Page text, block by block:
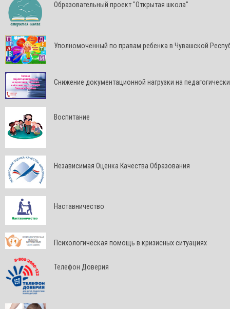
Образовательный проект "Открытая школа"
Уполномоченный по правам ребенка в Чувашской
Снижение документационной нагрузки на
Воспитание
Независимая Оценка Качества Образования
Наставничество
Психологическая помощь в кризисных ситуациях
Телефон Доверия